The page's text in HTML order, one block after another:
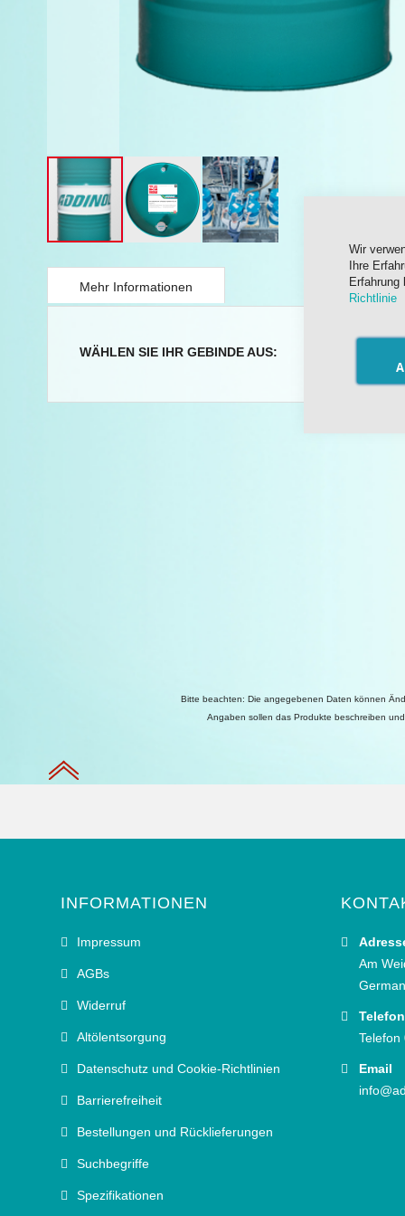
Wir
Ihre
Erfahrung
Richtlinie
zum
Anfang
der
Mehr Informationen
Mehr
WÄHLEN SIE IHR GEBINDE AUS:
Bitte beachten: Die angegebenen Daten können
Angaben sollen das Produkte beschreiben
INFORMATIONEN
Impressum
AGBs
Widerruf
Altölentsorgung
Datenschutz und Cookie-Richtlinien
Barrierefreiheit
Bestellungen und Rücklieferungen
Suchbegriffe
Spezifikationen
Am
Telefon
Email